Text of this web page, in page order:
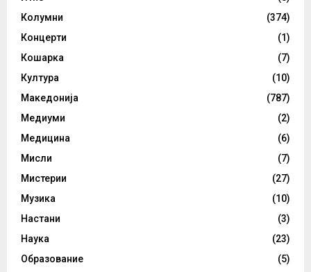
Колумни
(374)
Концерти
(1)
Кошарка
(7)
Култура
(10)
Македонија
(787)
Медиуми
(2)
Медицина
(6)
Мисли
(7)
Мистерии
(27)
Музика
(10)
Настани
(3)
Наука
(23)
Образование
(5)